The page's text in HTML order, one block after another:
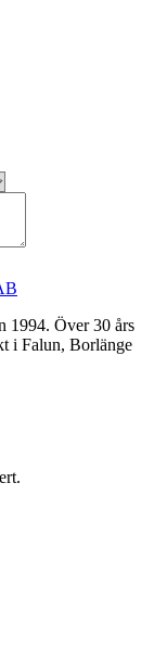
1994. Över 30 års
i Falun, Borlänge